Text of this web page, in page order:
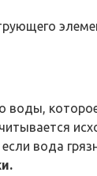
воды,
вода